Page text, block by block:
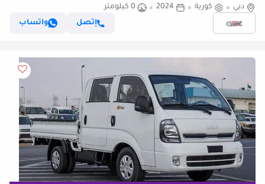
دبي
كورية 2024
0 كيلومتر
إتصل
واتساب